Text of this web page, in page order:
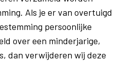
Als je er van overtuigd
persoonlijke
over een minderjarige,
dan verwijderen wij deze